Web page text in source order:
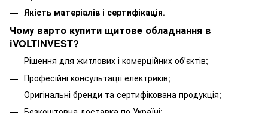
Якість матеріалів і сертифікація.
Чому варто купити щитове обладнання в
iVOLTINVEST?
Рішення для житлових і комерційних обʼєктів;
Професійні консультації електриків;
Оригінальні бренди та сертифікована продукція;